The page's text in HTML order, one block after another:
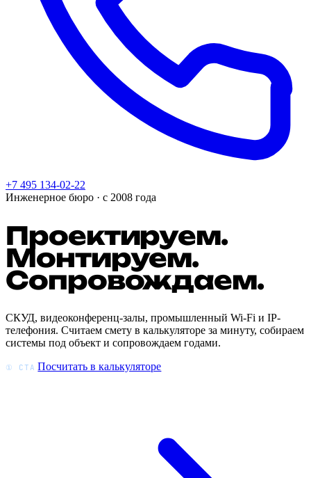
+7 495 134-02-22
Инженерное бюро · с 2008 года
Проектируем.
Монтируем.
Сопровождаем.
СКУД, видеоконференц-залы, промышленный Wi-Fi и IP-
телефония. Считаем смету в калькуляторе за минуту, собираем
системы под объект и сопровождаем годами.
① CTA Посчитать в калькуляторе